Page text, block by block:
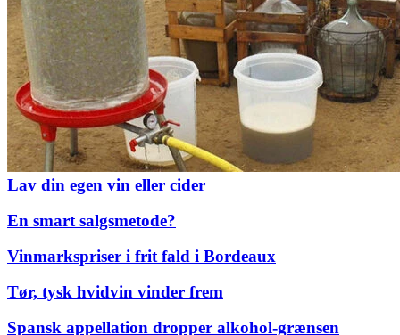
Lav din egen vin eller cider
En smart salgsmetode?
Vinmarkspriser i frit fald i Bordeaux
Tør, tysk hvidvin vinder frem
Spansk appellation dropper alkohol-grænsen